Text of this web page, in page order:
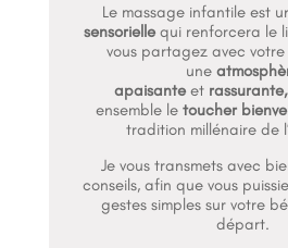
Le massage infantile est
sensoriellequi renforcera le
vous partagez avec
une
apaisanteet
ensemble letoucher
tradition millénaire de
Je vous transmets avec
conseils, afin que vous
gestes simples sur votre
départ.